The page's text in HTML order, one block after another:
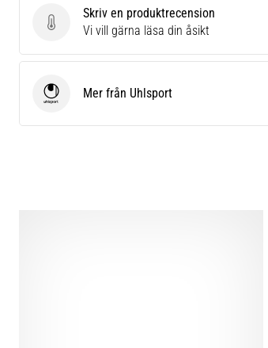
Skriv en produktrecension
Skriv en produktrecension
Vi vill gärna läsa din åsikt
UhlsportMer från Uhlsport